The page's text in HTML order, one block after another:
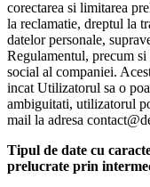
corectarea si limitarea
la reclamatie, dreptul la
datelor personale,
Regulamentul, precum
social al companiei.
incat Utilizatorul sa o
ambiguitati, utilizatorul
mail la adresa
Tipul de date cu
prelucrate prin